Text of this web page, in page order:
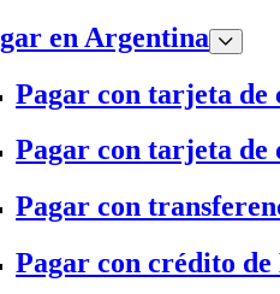
en Argentina
Pagar con tarjeta de
Pagar con tarjeta de
Pagar con
Pagar con crédito